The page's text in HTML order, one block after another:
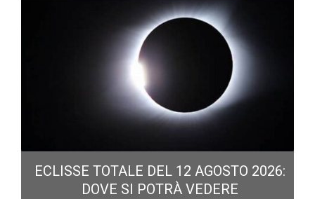
ECLISSE TOTALE DEL 12 AGOSTO 2026:
DOVE SI POTRÀ VEDERE